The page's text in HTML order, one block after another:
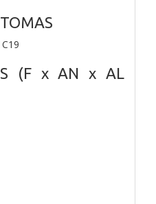
(F x AN x AL